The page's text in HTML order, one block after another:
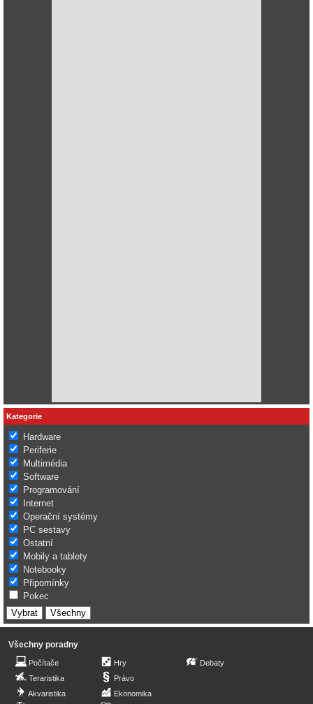
Kategorie
Hardware
Periferie
Multimédia
Software
Programování
Internet
Operační systémy
PC sestavy
Ostatní
Mobily a tablety
Notebooky
Připomínky
Pokec
Všechny poradny
Počítače
Teraristika
Akvaristika
Hry
Právo
Ekonomika
Debaty